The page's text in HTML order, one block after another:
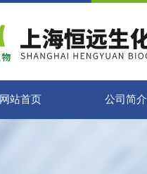
网站首页 公司简介